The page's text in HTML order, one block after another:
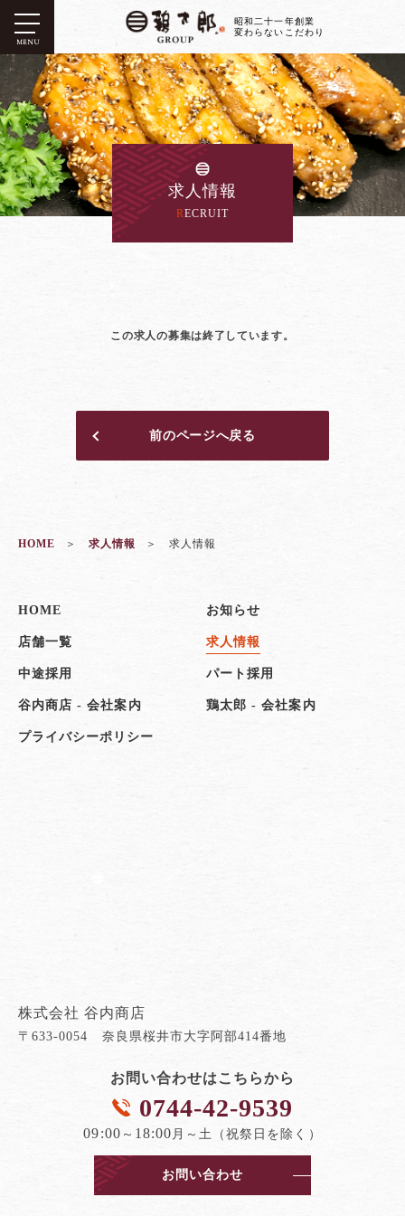
昭和二十一年創業
変わらないこだわり
MENU
求人情報
RECRUIT
この求人の募集は終了しています。
前のページへ戻る
HOME 求人情報 求人情報
HOME お知らせ
店舗一覧 求人情報
中途採用 パート採用
谷内商店 - 会社案内 鶏太郎 - 会社案内
プライバシーポリシー
株式会社 谷内商店
〒633-0054 奈良県桜井市大字阿部414番地
お問い合わせはこちらから
0744-42-9539
09:00 ～ 18:00 月～土（祝祭日を除く）
お問い合わせ